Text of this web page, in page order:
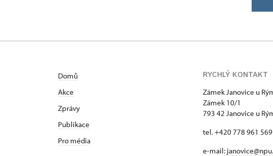
Domů
Akce
Zprávy
Publikace
Pro média
RYCHLÝ KONTAKT
Zámek Janovice u
Zámek 10/1
793 42 Janovice u
tel. +420 778 961 569
e-mail: